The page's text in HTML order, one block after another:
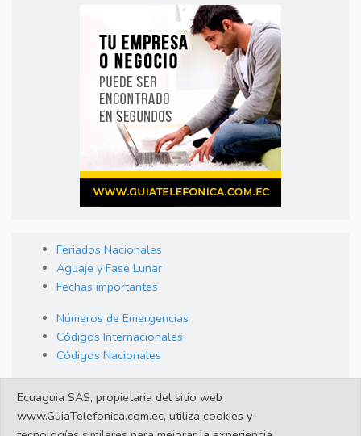
Feriados Nacionales
Aguaje y Fase Lunar
Fechas importantes
Números de Emergencias
Códigos Internacionales
Códigos Nacionales
Cambio de Divisas
Enlaces de interes
Ecuaguia SAS, propietaria del sitio web
www.GuiaTelefonica.com.ec, utiliza cookies y